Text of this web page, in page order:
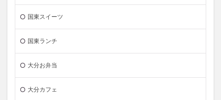
国東スイーツ
国東ランチ
大分お弁当
大分カフェ